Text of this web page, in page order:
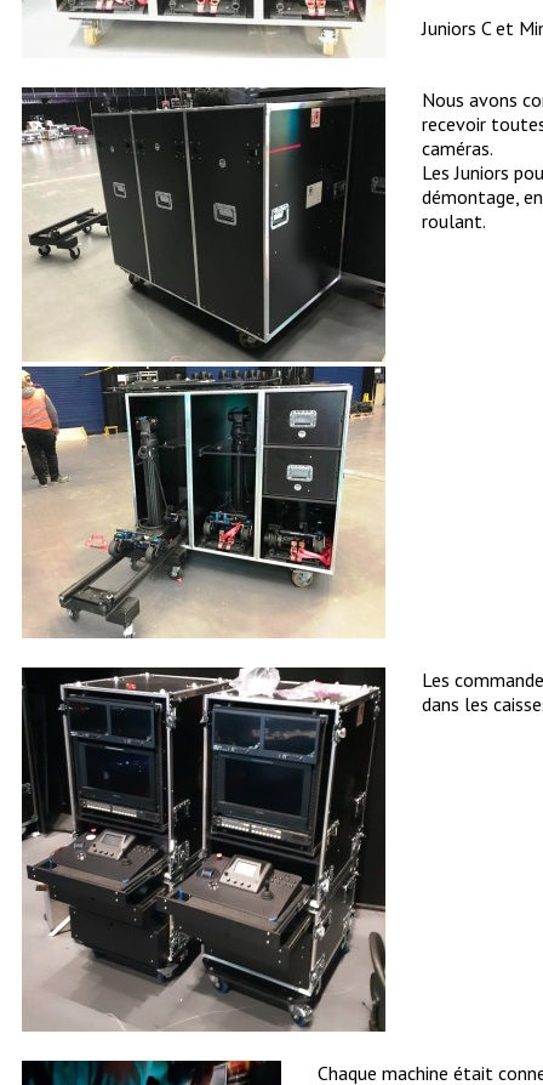
Juniors C et
Nous avons
recevoir
caméras.
Les Juniors
démontage,
roulant.
Les
dans les
Chaque machine était